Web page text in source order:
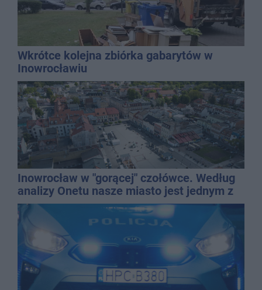
Wkrótce kolejna zbiórka gabarytów w
Inowrocławiu
Inowrocław w "gorącej" czołówce. Według
analizy Onetu nasze miasto jest jednym z
najbardziej narażonych na upały